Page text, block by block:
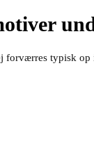
forværres typisk